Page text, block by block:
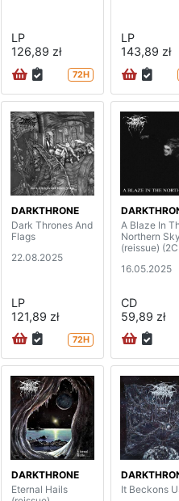
LP
126,89 zł
72H
LP
143,89 zł
DARKTHRONE
Dark Thrones And
Flags
22.08.2025
LP
121,89 zł
72H
A Blaze In
Northern Sky
(reissue)
16.05.2025
CD
59,89 zł
DARKTHRONE
Eternal Hails
It Beckons